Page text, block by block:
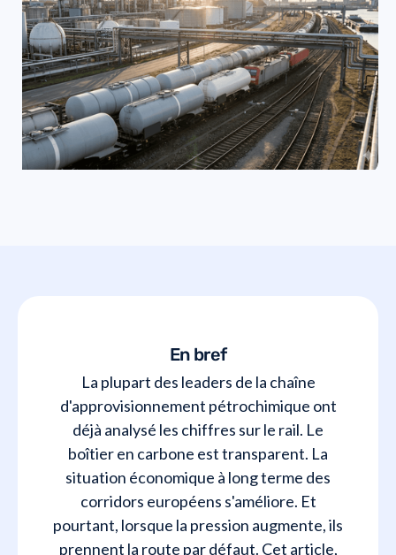
En bref
La plupart des leaders de la chaîne
d'approvisionnement pétrochimique ont
déjà analysé les chiffres sur le rail. Le
boîtier en carbone est transparent. La
situation économique à long terme des
corridors européens s'améliore. Et
pourtant, lorsque la pression augmente, ils
prennent la route par défaut. Cet article,